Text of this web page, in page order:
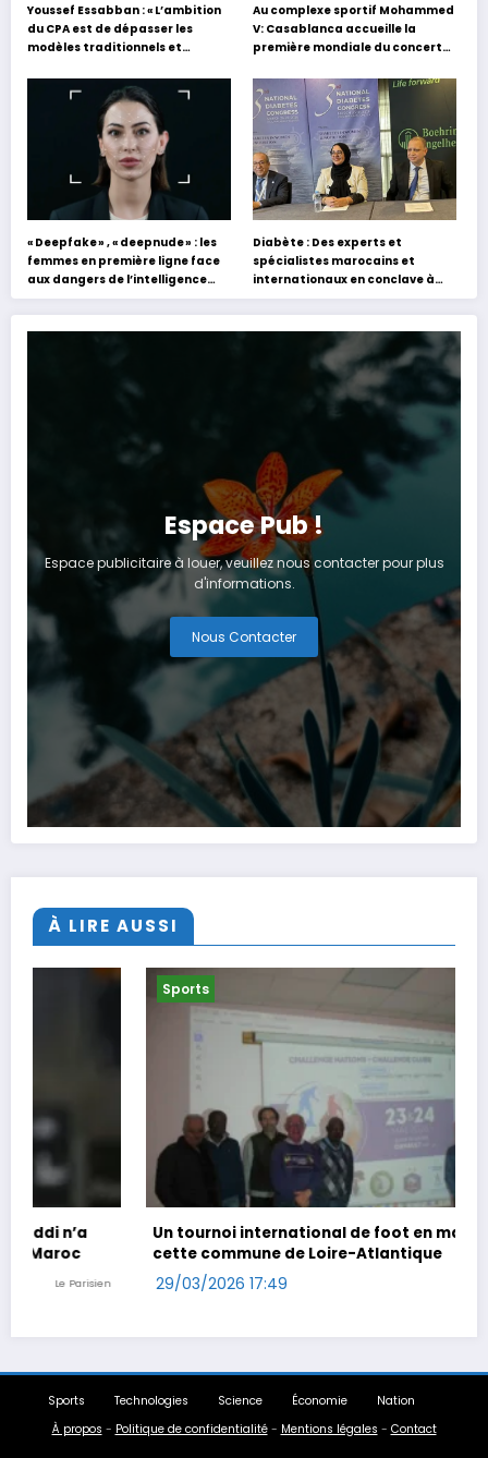
Youssef Essabban : « L’ambition
du CPA est de dépasser les
modèles traditionnels et
s’appuyant sur le partage des
expériences »
Au complexe sportif Mohammed
V: Casablanca accueille la
première mondiale du concert
« Deepfake » , « deepnude » : les
femmes en première ligne face
aux dangers de l’intelligence
artificielle
Diabète : Des experts et
spécialistes marocains et
internationaux en conclave à
Tanger
Espace Pub !
Espace publicitaire à louer, veuillez nous contacter pour plus
d'informations.
Nous Contacter
À LIRE AUSSI
Un tournoi international de foot en marchant dans
cette commune de Loire-Atlantique
29/03/2026 17:49
Sports Technologies Science Économie
Nation
À propos - Politique de confidentialité- Mentions légales - Contact